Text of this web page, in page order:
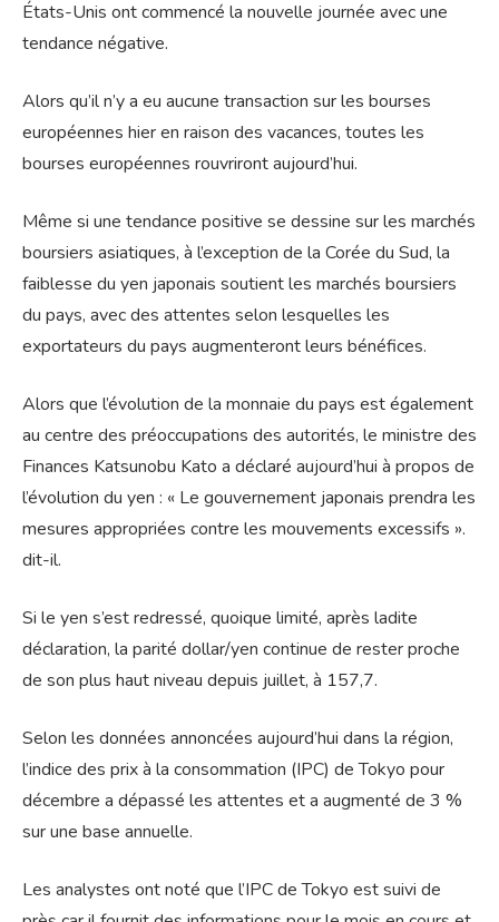
États-Unis ont commencé la nouvelle journée avec une
tendance négative.
Alors qu’il n’y a eu aucune transaction sur les bourses
européennes hier en raison des vacances, toutes les
bourses européennes rouvriront aujourd’hui.
Même si une tendance positive se dessine sur les marchés
boursiers asiatiques, à l’exception de la Corée du Sud, la
faiblesse du yen japonais soutient les marchés boursiers
du pays, avec des attentes selon lesquelles les
exportateurs du pays augmenteront leurs bénéfices.
Alors que l’évolution de la monnaie du pays est également
au centre des préoccupations des autorités, le ministre des
Finances Katsunobu Kato a déclaré aujourd’hui à propos de
l’évolution du yen : « Le gouvernement japonais prendra les
mesures appropriées contre les mouvements excessifs ».
dit-il.
Si le yen s’est redressé, quoique limité, après ladite
déclaration, la parité dollar/yen continue de rester proche
de son plus haut niveau depuis juillet, à 157,7.
Selon les données annoncées aujourd’hui dans la région,
l’indice des prix à la consommation (IPC) de Tokyo pour
décembre a dépassé les attentes et a augmenté de 3 %
sur une base annuelle.
Les analystes ont noté que l’IPC de Tokyo est suivi de